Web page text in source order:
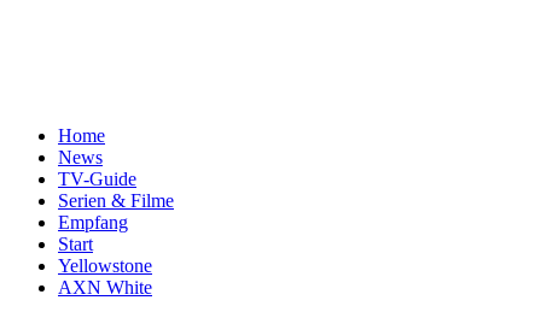
Home
News
TV-Guide
Serien & Filme
Empfang
Start
Yellowstone
AXN White